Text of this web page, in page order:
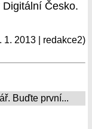
Česko.
1. 2013 | redakce2)
Buďte první...